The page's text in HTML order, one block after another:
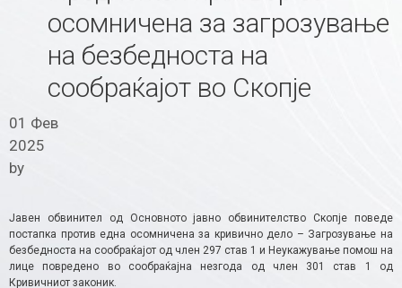
осомничена за загрозување
на безбедноста на
сообраќајот во Скопје
01 Фев
2025
by
Јавен обвинител од Основното јавно обвинителство Скопје поведе
постапка против една осомничена за кривично дело – Загрозување на
безбедноста на сообраќајот од член 297 став 1 и Неукажување помош на
лице повредено во сообраќајна незгода од член 301 став 1 од
Кривичниот законик.